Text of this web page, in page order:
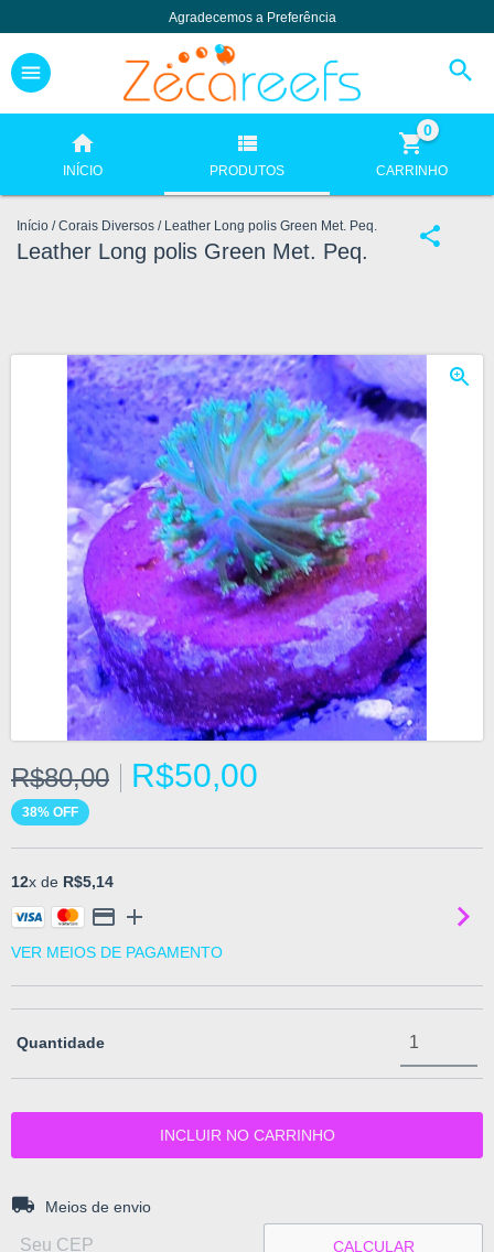
Agradecemos a Preferência
INÍCIO PRODUTOS CARRINHO
0
Início / Corais Diversos / Leather Long polis Green Met. Peq.
Leather Long polis Green Met. Peq.
R$80,00 R$50,00
38% OFF
12x de R$5,14
VER MEIOS DE PAGAMENTO
Quantidade
Entregas para o CEP:
Meios de envio
CALCULAR